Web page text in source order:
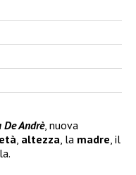
De Andrè, nuova
età, altezza, la madre, il